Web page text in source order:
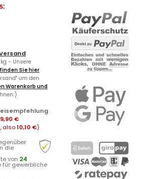
- Unsere
Sie hier.
um den
Warenkorb und
€
, also10,10 €)
die
von 24
für gewerbliche